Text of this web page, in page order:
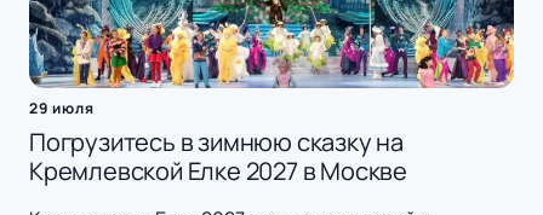
29 июля
Погрузитесь в зимнюю сказку на
Кремлевской Елке 2027 в Москве